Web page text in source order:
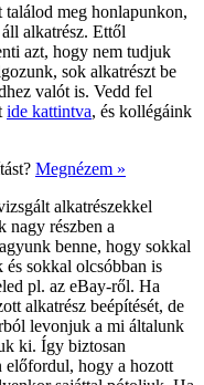
találod meg honlapunkon,
alkatrész. Ettől
azt, hogy nem tudjuk
sok alkatrészt be
valót is. Vedd fel
ide kattintva, és kollégáink
Megnézem »
alkatrészekkel
nagy részben a
benne, hogy sokkal
és sokkal olcsóbban is
pl. az eBay-ről. Ha
alkatrész beépítését, de
levonjuk a mi általunk
ki. Így biztosan
előfordul, hogy a hozott